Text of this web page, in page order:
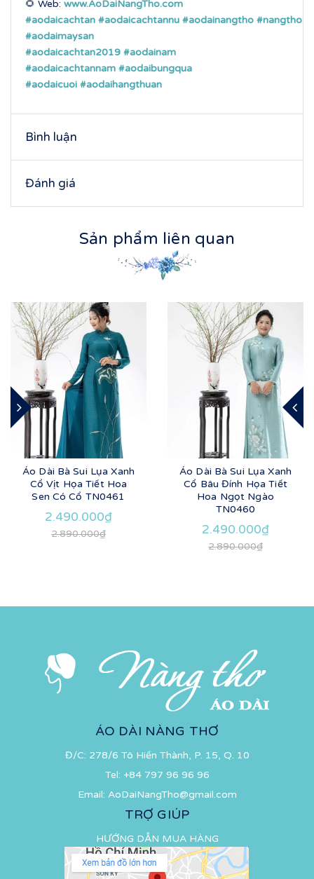
🌻 Web: www.AoDaiNangTho.com
#aodaicachtan #aodaicachtannu #aodainangtho #nangtho
#aodaimaysan
#aodaicachtan2019 #aodainam
#aodaicachtannam #aodaibungqua
#aodaicuoi #aodaihangthuan
Bình luận
Đánh giá
Sản phẩm liên quan
Áo Dài Bà Sui Lụa Xanh
Cổ Vịt Họa Tiết Hoa
Sen Có Cổ TN0461
2.490.000₫
2.890.000₫
Áo Dài Bà Sui Lụa Xanh
Cổ Bâu Đính Họa Tiết
Hoa Ngọt Ngào
TN0460
2.490.000₫
2.890.000₫
ÁO DÀI NÀNG THƠ
Đ/C: 278/6 Tô Hiến Thành, P. 15, Q. 10
Tel: +84 797 96 96 96
Email: AoDaiNangTho@gmail.com
TRỢ GIÚP
HƯỚNG DẪN MUA HÀNG